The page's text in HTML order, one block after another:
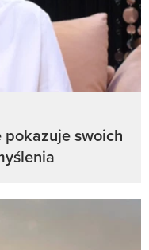
swoich